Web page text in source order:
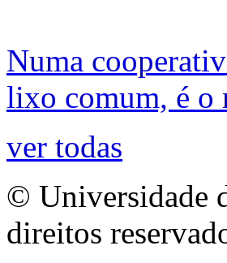
Numa
lixo comum, é o
ver todas
© Universidade
direitos